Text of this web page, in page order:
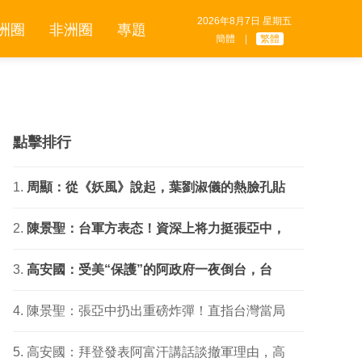
2026年8月7日 星期五
簡體
繁體
圈 非洲圈 專題
點擊排行
周顯：從《妖風》說起，葉劉淑儀的熱臉孔貼
陳景聖：台軍方表态！資深上将力挺張亞中，
高安國：受美“保護”的阿政府一夜倒台，台
陳景聖：張亞中扔出重磅炸彈！直指台灣當局
高安國：拜登發表阿富汗講話談撤軍理由，高